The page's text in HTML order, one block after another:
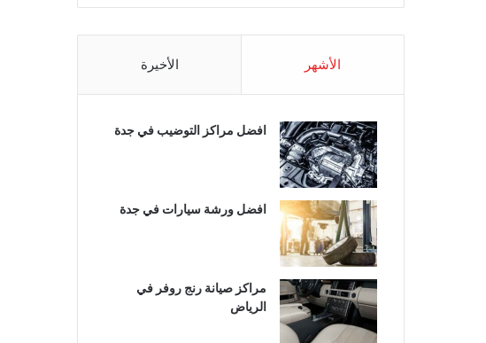
الأشهر الأخيرة
افضل مراكز التوضيب في جدة
افضل ورشة سيارات في جدة
مراكز صيانة رنج روفر في
الرياض